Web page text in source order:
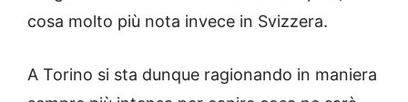
cosa molto più nota invece in Svizzera.
A Torino si sta dunque ragionando in maniera